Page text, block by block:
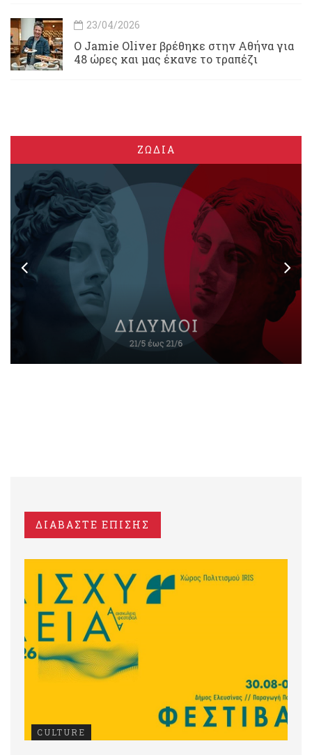
23/04/2026
Ο Jamie Oliver βρέθηκε στην Αθήνα για
48 ώρες και μας έκανε το τραπέζι
ΖΩΔΙΑ
ΔΙΑΒΑΣΤΕ ΕΠΙΣΗΣ
CULTURE